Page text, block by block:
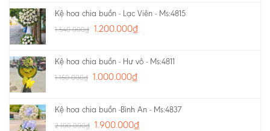
Kệ hoa chia buồn - Lạc Viên - Ms:4815
1.540.000₫ 1.200.000₫
Kệ hoa chia buồn - Hư vô - Ms:4811
1.150.000₫ 1.000.000₫
Kệ hoa chia buồn -Bình An - Ms:4837
2.100.000₫ 1.900.000₫